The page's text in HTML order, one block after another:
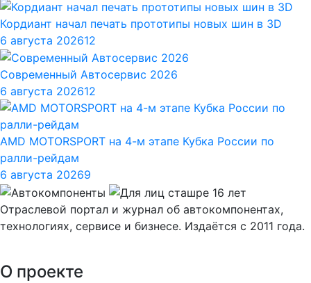
Кордиант начал печать прототипы новых шин в 3D
6 августа 202612
Современный Автосервис 2026
6 августа 202612
AMD MOTORSPORT на 4-м этапе Кубка России по
ралли-рейдам
6 августа 20269
Отраслевой портал и журнал об автокомпонентах,
технологиях, сервисе и бизнесе. Издаётся с 2011 года.
О проекте